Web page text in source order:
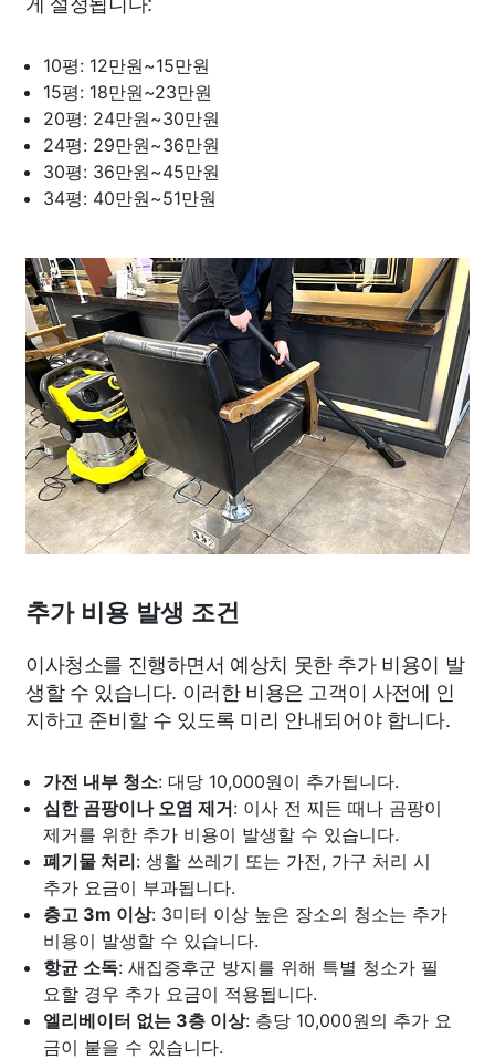
10평: 12만원~15만원
15평: 18만원~23만원
20평: 24만원~30만원
24평: 29만원~36만원
30평: 36만원~45만원
34평: 40만원~51만원
추가 비용 발생 조건
이사청소를 진행하면서 예상치 못한 추가 비용이 발
생할 수 있습니다. 이러한 비용은 고객이 사전에 인
지하고 준비할 수 있도록 미리 안내되어야 합니다.
가전 내부 청소: 대당 10,000원이 추가됩니다.
심한 곰팡이나 오염 제거: 이사 전 찌든 때나 곰팡이
제거를 위한 추가 비용이 발생할 수 있습니다.
폐기물 처리: 생활 쓰레기 또는 가전, 가구 처리 시
추가 요금이 부과됩니다.
층고 3m 이상: 3미터 이상 높은 장소의 청소는 추가
비용이 발생할 수 있습니다.
항균 소독: 새집증후군 방지를 위해 특별 청소가 필
요할 경우 추가 요금이 적용됩니다.
엘리베이터 없는 3층 이상: 층당 10,000원의 추가 요
금이 붙을 수 있습니다.